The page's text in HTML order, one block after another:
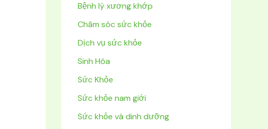
Bệnh lý xương khớp
Chăm sóc sức khỏe
Dịch vụ sức khỏe
Sinh Hóa
Sức Khỏe
Sức khỏe nam giới
Sức khỏe và dinh dưỡng